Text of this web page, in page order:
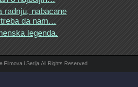
radnju, nabacane
da nam…
legenda.
i Serija All Rights Reserved.